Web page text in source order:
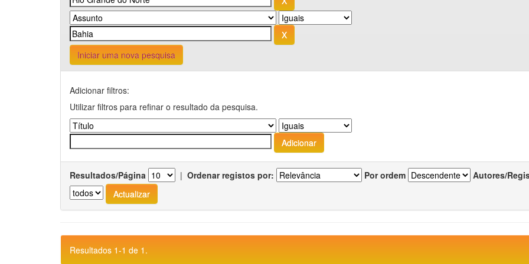
Iniciar uma nova pesquisa
Adicionar filtros:
Utilizar filtros para refinar o resultado da pesquisa.
Resultados/Página | Ordenar registos por: Por ordem Autores/
Resultados 1-1 de 1.